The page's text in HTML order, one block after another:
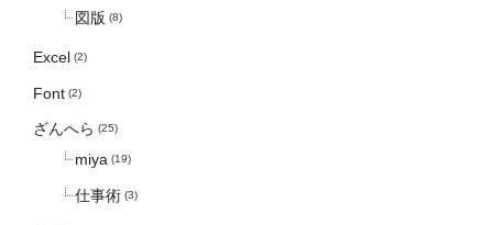
図版 (8)
Excel (2)
Font (2)
ざんへら (25)
miya (19)
仕事術 (3)